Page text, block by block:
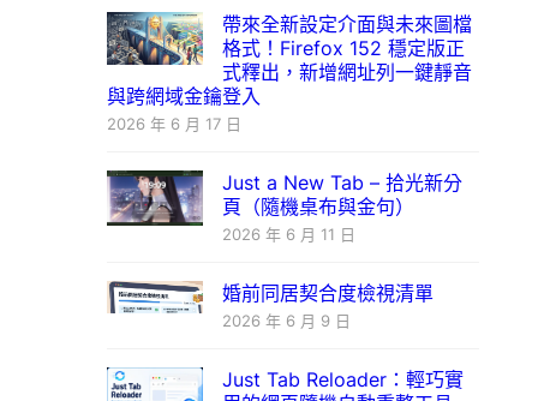
帶來全新設定介面與未來圖檔
格式！Firefox 152 穩定版正
式釋出，新增網址列一鍵靜音
與跨網域金鑰登入
2026 年 6 月 17 日
Just a New Tab – 拾光新分
頁（隨機桌布與金句）
2026 年 6 月 11 日
婚前同居契合度檢視清單
2026 年 6 月 9 日
Just Tab Reloader：輕巧實